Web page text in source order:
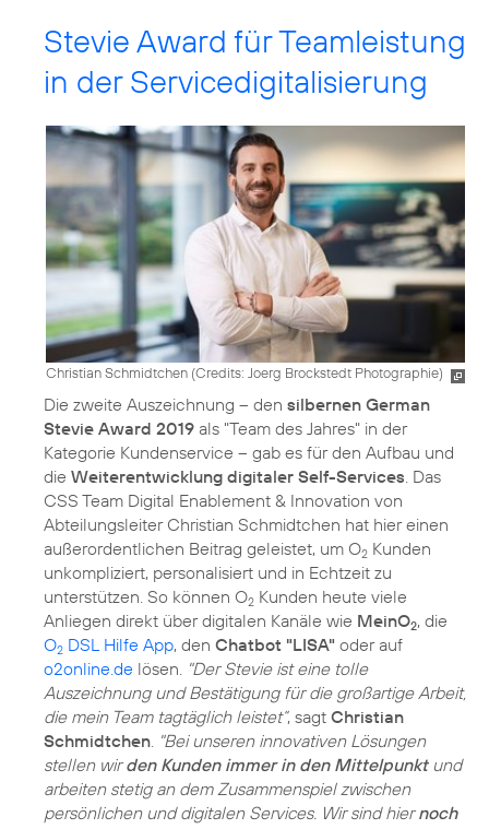
Stevie Award für Teamleistung
in der Servicedigitalisierung
Christian Schmidtchen (Credits: Joerg Brockstedt Photographie)
Die zweite Auszeichnung – den silbernen German
Stevie Award 2019 als "Team des Jahres" in der
Kategorie Kundenservice – gab es für den Aufbau und
die Weiterentwicklung digitaler Self-Services . Das
CSS Team Digital Enablement & Innovation von
Abteilungsleiter Christian Schmidtchen hat hier einen
außerordentlichen Beitrag geleistet, um O2 Kunden
unkompliziert, personalisiert und in Echtzeit zu
unterstützen. So können O2 Kunden heute viele
Anliegen direkt über digitalen Kanäle wie MeinO2, die
O2 DSL Hilfe App, den Chatbot "LISA" oder auf
o2online.de lösen. "Der Stevie ist eine tolle
Auszeichnung und Bestätigung für die großartige Arbeit,
die mein Team tagtäglich leistet“, sagt Christian
Schmidtchen "Bei unseren innovativen Lösungen
stellen wirden Kunden immer in den Mittelpunktund
arbeiten stetig an dem Zusammenspiel zwischen
persönlichen und digitalen Services. Wir sind hiernoch